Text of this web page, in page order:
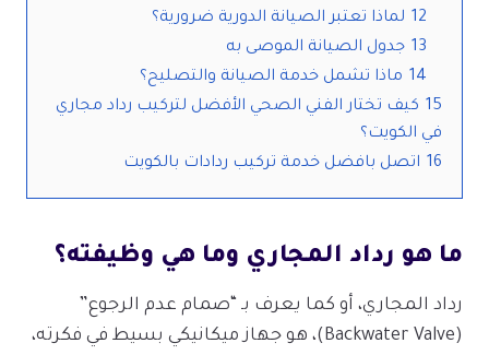
12 لماذا تعتبر الصيانة الدورية ضرورية؟
13 جدول الصيانة الموصى به
14 ماذا تشمل خدمة الصيانة والتصليح؟
15 كيف تختار الفني الصحي الأفضل لتركيب رداد مجاري
في الكويت؟
16 اتصل بافضل خدمة تركيب ردادات بالكويت
ما هو رداد المجاري وما هي وظيفته؟
رداد المجاري، أو كما يعرف بـ “صمام عدم الرجوع”
(Backwater Valve)، هو جهاز ميكانيكي بسيط في فكرته،